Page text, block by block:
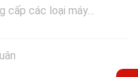
cấp các loại máy…